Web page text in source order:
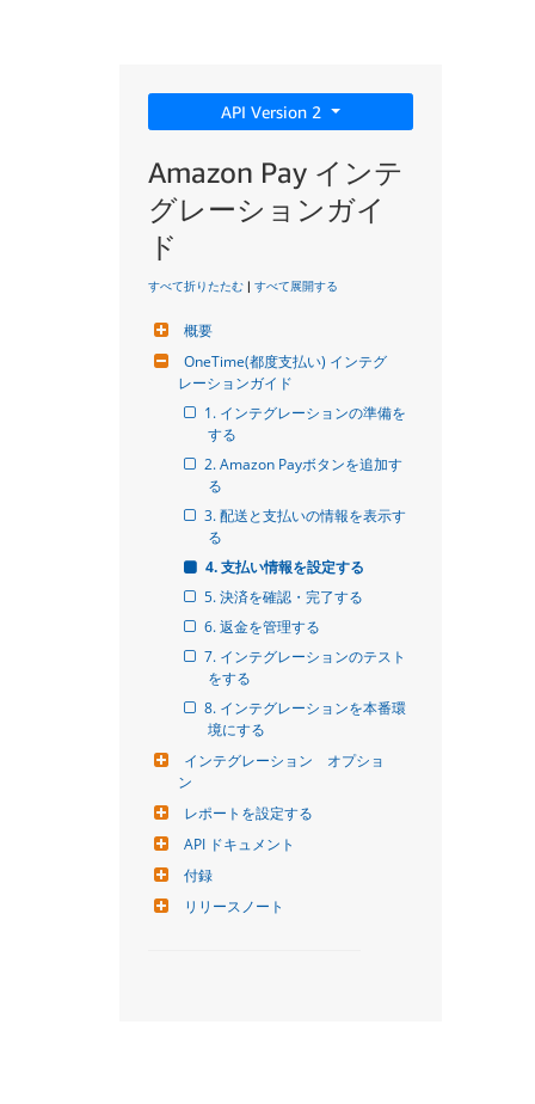
API Version 2
Amazon Pay インテ
グレーションガイ
ド
すべて折りたたむ | すべて展開する
概要
OneTime(都度支払い) インテグ
レーションガイド
1. インテグレーションの準備を
する
2. Amazon Payボタンを追加す
る
3. 配送と支払いの情報を表示す
る
4. 支払い情報を設定する
5. 決済を確認・完了する
6. 返金を管理する
7. インテグレーションのテスト
をする
8. インテグレーションを本番環
境にする
インテグレーション　オプショ
ン
レポートを設定する
API ドキュメント
付録
リリースノート